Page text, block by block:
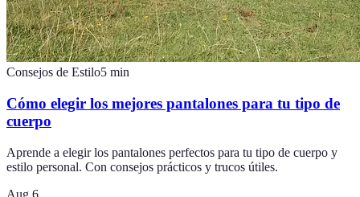
Consejos de Estilo5 min
Cómo elegir los mejores pantalones para tu tipo de
cuerpo
Aprende a elegir los pantalones perfectos para tu tipo de cuerpo y
estilo personal. Con consejos prácticos y trucos útiles.
Aug 6